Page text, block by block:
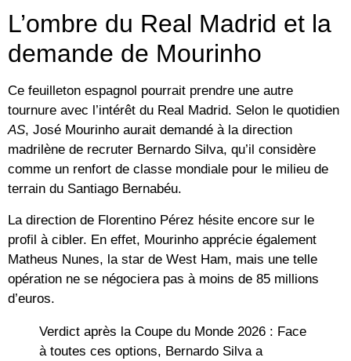
L’ombre du Real Madrid et la
demande de Mourinho
Ce feuilleton espagnol pourrait prendre une autre
tournure avec l’intérêt du Real Madrid. Selon le quotidien
AS, José Mourinho aurait demandé à la direction
madrilène de recruter Bernardo Silva, qu’il considère
comme un renfort de classe mondiale pour le milieu de
terrain du Santiago Bernabéu.
La direction de Florentino Pérez hésite encore sur le
profil à cibler. En effet, Mourinho apprécie également
Matheus Nunes, la star de West Ham, mais une telle
opération ne se négociera pas à moins de 85 millions
d’euros.
Verdict après la Coupe du Monde 2026 : Face
à toutes ces options, Bernardo Silva a